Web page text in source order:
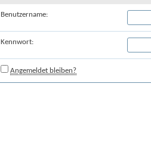
Benutzername:
Kennwort:
Angemeldet bleiben?